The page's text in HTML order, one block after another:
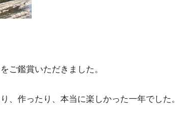
ご鑑賞いただきました。
、作ったり、本当に楽しかった一年でした。